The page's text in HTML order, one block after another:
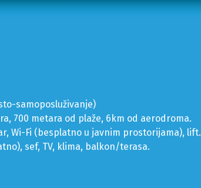
samoposluživanje)
700 metara od plaže, 6km od aerodroma.
Wi-Fi (besplatno u javnim prostorijama), lift.
sef, TV, klima, balkon/terasa.